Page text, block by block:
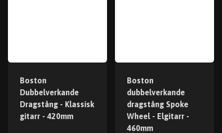
Boston
Dubbelverkande
Dragstång - Klassisk
gitarr - 420mm
Boston
dubbelverkande
dragstång Spoke
Wheel - Elgitarr -
460mm